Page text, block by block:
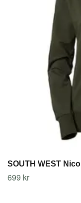
SOUTH WEST
699 kr